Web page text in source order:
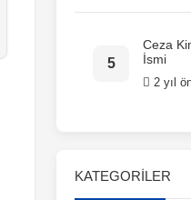
Ceza
İsmi
2 yıl
KATEGORILER